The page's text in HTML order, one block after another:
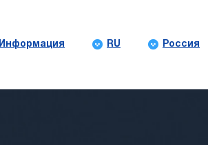
Информация RU Россия